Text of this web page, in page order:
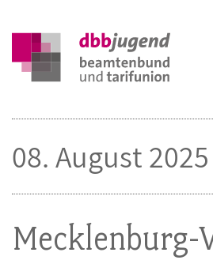
Mecklenburg-
08. August 2025